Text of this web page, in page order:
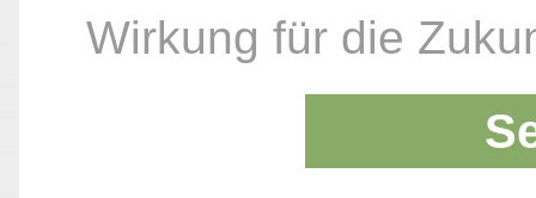
Wirkung für die